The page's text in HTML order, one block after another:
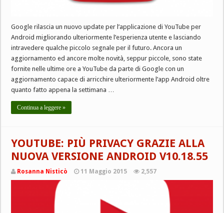
Google rilascia un nuovo update per l’applicazione di YouTube per
Android migliorando ulteriormente l’esperienza utente e lasciando
intravedere qualche piccolo segnale per il futuro. Ancora un
aggiornamento ed ancore molte novità, seppur piccole, sono state
fornite nelle ultime ore a YouTube da parte di Google con un
aggiornamento capace di arricchire ulteriormente l’app Android oltre
quanto fatto appena la settimana …
Continua a leggere »
YOUTUBE: PIÙ PRIVACY GRAZIE ALLA
NUOVA VERSIONE ANDROID V10.18.55
Rosanna Nisticò 11 Maggio 2015 2,557